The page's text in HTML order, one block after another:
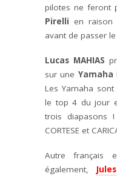
pilotes ne feront
Pirelli en
avant de passer
Lucas MAHIAS
sur une Yamaha
Les Yamaha
le top 4 du jour
trois diapasons !
CORTESE et
Autre français
également,